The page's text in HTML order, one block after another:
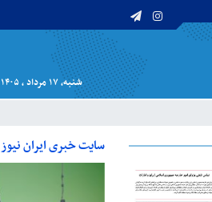
شنبه, ۱۷ مرداد , ۱۴۰۵
سایت خبری ایران نیوز